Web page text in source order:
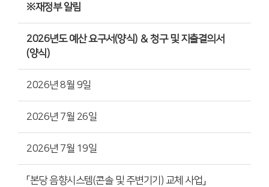
※재정부 알림
2026년도 예산 요구서(양식) ＆ 청구 및 지출결의서
(양식)
2026년 8월 9일
2026년 7월 26일
2026년 7월 19일
「본당 음향시스템(콘솔 및 주변기기) 교체 사업」